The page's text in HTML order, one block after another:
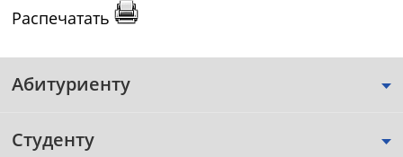
Распечатать
Абитуриенту
Студенту